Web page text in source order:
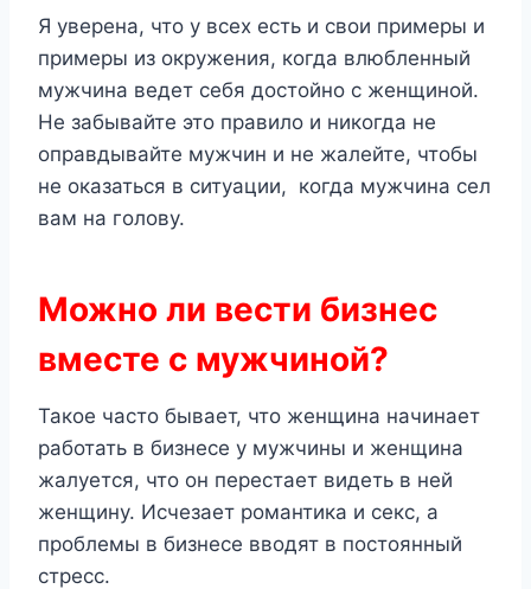
Я уверена, что у всех есть и свои примеры и
примеры из окружения, когда влюбленный
мужчина ведет себя достойно с женщиной.
Не забывайте это правило и никогда не
оправдывайте мужчин и не жалейте, чтобы
не оказаться в ситуации, когда мужчина сел
вам на голову.
Можно ли вести бизнес
вместе с мужчиной?
Такое часто бывает, что женщина начинает
работать в бизнесе у мужчины и женщина
жалуется, что он перестает видеть в ней
женщину. Исчезает романтика и секс, а
проблемы в бизнесе вводят в постоянный
стресс.